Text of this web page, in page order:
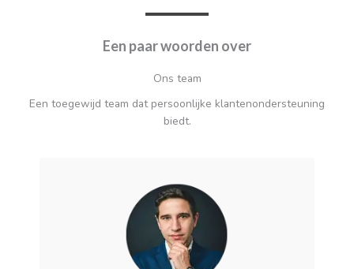
Een paar woorden over
Ons team
Een toegewijd team dat persoonlijke klantenondersteuning
biedt.